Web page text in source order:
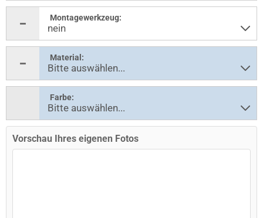
Montagewerkzeug:
Material:
Farbe:
Vorschau Ihres eigenen Fotos